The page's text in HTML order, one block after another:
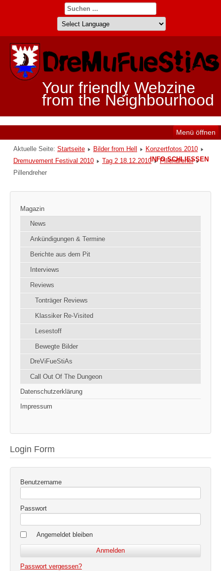
Your friendly Webzine
from the Neighbourhood
Menü öffnen
Aktuelle Seite: Startseite Bilder from Hell
Konzertfotos 2010
Dremuvement Festival 2010
Tag 2 18.12.2010
Pillendreher
Pillendreher
Magazin
News
Ankündigungen & Termine
Berichte aus dem Pit
Interviews
Reviews
Tonträger Reviews
Klassiker Re-Visited
Lesestoff
Bewegte Bilder
DreViFueStiAs
Call Out Of The Dungeon
Datenschutzerklärung
Impressum
Login Form
Benutzername
Passwort
Angemeldet bleiben
Passwort vergessen?
INFO SCHLIESSEN